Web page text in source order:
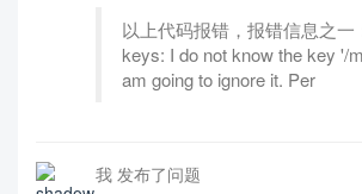
以上代码报错，报错信息之一
keys: I do not know the key '/
am going to ignore it. Per
我 发布了问题